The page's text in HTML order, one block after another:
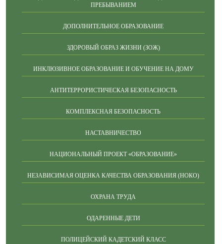
ПРЕБЫВАНИЕМ
ДОПОЛНИТЕЛЬНОЕ ОБРАЗОВАНИЕ
ЗДОРОВЫЙ ОБРАЗ ЖИЗНИ (ЗОЖ)
ИНКЛЮЗИВНОЕ ОБРАЗОВАНИЕ И ОБУЧЕНИЕ НА ДОМУ
АНТИТЕРРОРИСТИЧЕСКАЯ БЕЗОПАСНОСТЬ
КОМПЛЕКСНАЯ БЕЗОПАСНОСТЬ
НАСТАВНИЧЕСТВО
НАЦИОНАЛЬНЫЙ ПРОЕКТ «ОБРАЗОВАНИЕ»
НЕЗАВИСИМАЯ ОЦЕНКА КАЧЕСТВА ОБРАЗОВАНИЯ (НОКО)
ОХРАНА ТРУДА
ОДАРЕННЫЕ ДЕТИ
ПОЛИЦЕЙСКИЙ КАДЕТСКИЙ КЛАСС